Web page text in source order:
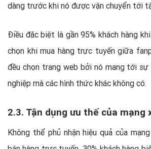
dàng trước khi nó được vận chuyển tới
Điều đặc biệt là gần 95% khách hàng
chọn khi mua hàng trực tuyến giữa
đều chọn trang web bởi nó mang tới sự
nghiệp mà các hình thức khác không có.
2.3. Tận dụng ưu thế của mạng
Không thể phủ nhận hiệu quả của